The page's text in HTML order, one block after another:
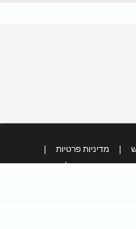
מדיניות פרטיות
כל הזכויות שמורות